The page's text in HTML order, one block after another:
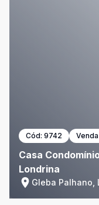
Cód: 9742
Casa
Londrina
Gleba Palhano,